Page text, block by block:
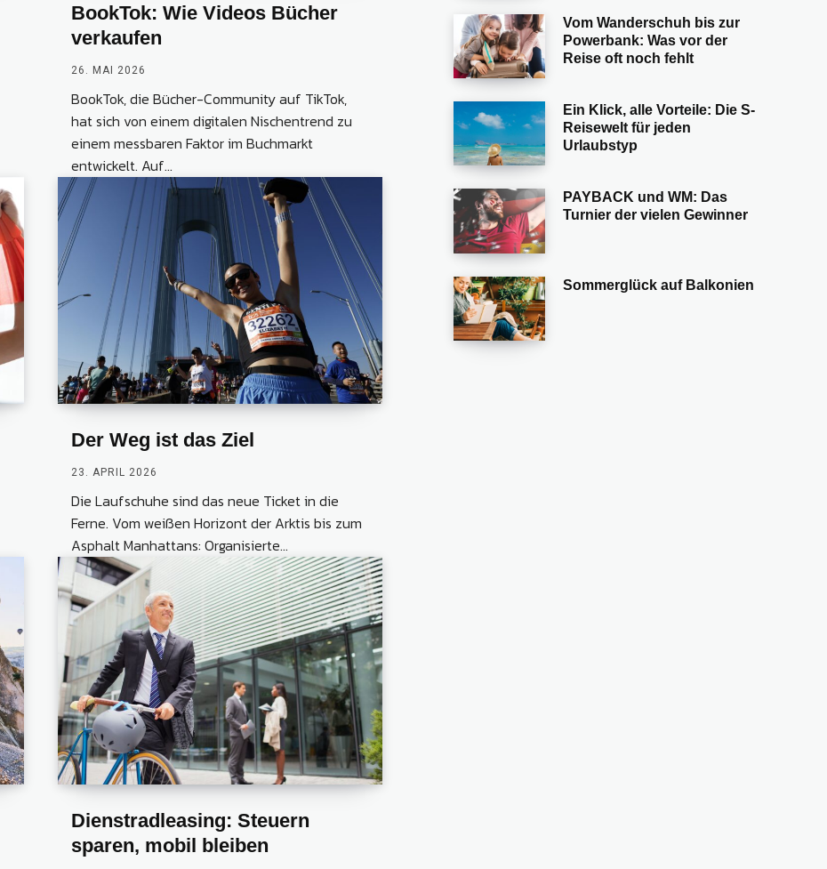
BookTok: Wie Videos Bücher
verkaufen
26. MAI 2026
BookTok, die Bücher-Community auf TikTok,
hat sich von einem digitalen Nischentrend zu
einem messbaren Faktor im Buchmarkt
entwickelt. Auf...
Der Weg ist das Ziel
23. APRIL 2026
Die Laufschuhe sind das neue Ticket in die
Ferne. Vom weißen Horizont der Arktis bis zum
Asphalt Manhattans: Organisierte...
Dienstradleasing: Steuern
sparen, mobil bleiben
Vom Wanderschuh bis zur
Powerbank: Was vor der
Reise oft noch fehlt
Ein Klick, alle Vorteile: Die S-
Reisewelt für jeden
Urlaubstyp
PAYBACK und WM: Das
Turnier der vielen Gewinner
Sommerglück auf Balkonien